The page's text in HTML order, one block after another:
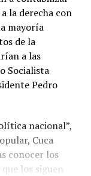
la derecha con
mayoría
de la
a las
Socialista
Pedro
nacional”,
Cuca
conocer los
los siguen